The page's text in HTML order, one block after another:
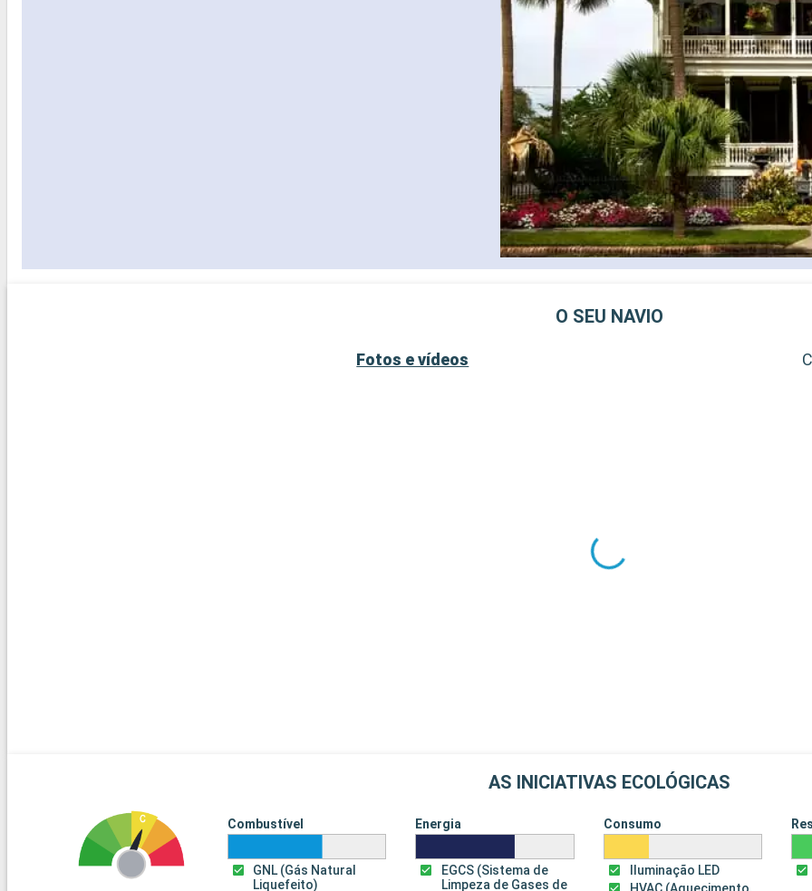
O SEU NAVIO
Fotos e vídeos
AS INICIATIVAS ECOLÓGICAS
Combustível
GNL (Gás Natural
Liquefeito)
Energia
EGCS (Sistema de
Limpeza de Gases de
Consumo
Iluminação LED
HVAC (Aquecimento,